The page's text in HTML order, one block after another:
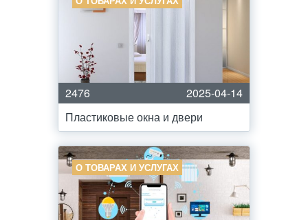
2476
2025-04-14
Пластиковые окна и двери
О ТОВАРАХ И УСЛУГАХ